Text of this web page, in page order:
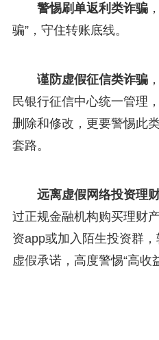
警惕刷单返利类诈骗
骗”，守住转账底线。
谨防虚假征信类诈骗
民银行征信中心统一管理
删除和修改，更要警惕此
套路。
远离虚假网络投资理
过正规金融机构购买理财
资app或加入陌生投资群，
虚假承诺，高度警惕“高收